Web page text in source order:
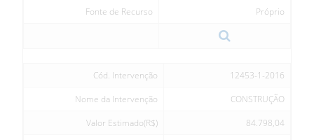
Fonte de Recurso Próprio
Cód. Intervenção
12453-1-2016
Nome da Intervenção
CONSTRUÇÃO
Valor Estimado(R$)
84.798,04